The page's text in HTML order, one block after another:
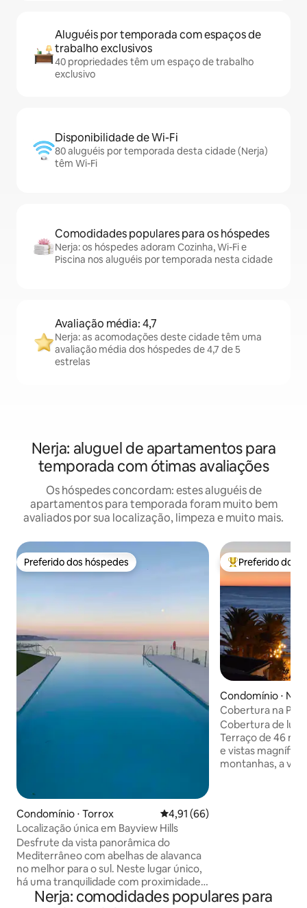
Aluguéis por temporada com espaços de
trabalho exclusivos
40 propriedades têm um espaço de trabalho
exclusivo
Disponibilidade de Wi-Fi
80 aluguéis por temporada desta cidade (Nerja)
têm Wi-Fi
Comodidades populares para os hóspedes
Nerja: os hóspedes adoram Cozinha, Wi-Fi e
Piscina nos aluguéis por temporada nesta cidade
Avaliação média: 4,7
Nerja: as acomodações deste cidade têm uma
avaliação média dos hóspedes de 4,7 de 5
estrelas
Nerja: aluguel de apartamentos para
temporada com ótimas avaliações
Os hóspedes concordam: estes aluguéis de
apartamentos para temporada foram muito bem
avaliados por sua localização, limpeza e muito mais.
Preferido dos hóspedes
Preferido dos hóspedes
Condomínio ⋅ Torrox 4,91 de uma avaliação média
4,91 (66)
Localização única em Bayview Hills
Desfrute da vista panorâmica do
Mediterrâneo com abelhas de alavanca
no melhor para o sul. Neste lugar único,
há uma tranquilidade com proximidade
ao centro da cidade de Nerja e Torrox. O
Entre os
Preferido dos
Condomínio ⋅
Cobertura na
Cobertura de luxo
Terraço de 46 m²
e vistas
montanhas, a
de Nerja.
Nerja: comodidades populares para